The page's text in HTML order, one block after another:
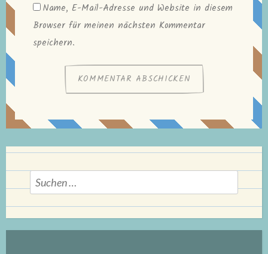
Name, E-Mail-Adresse und Website in diesem
Browser für meinen nächsten Kommentar
speichern.
Suchen
nach: